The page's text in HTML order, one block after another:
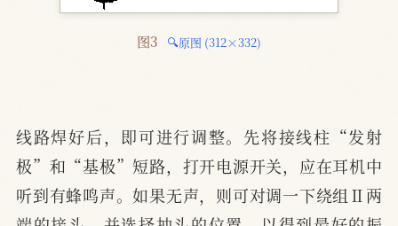
图3 🔍原图 (312×332)
线路焊好后，即可进行调整。先将接线柱“发射
极”和“基极”短路，打开电源开关，应在耳机中
听到有蜂鸣声。如果无声，则可对调一下绕组Ⅱ两